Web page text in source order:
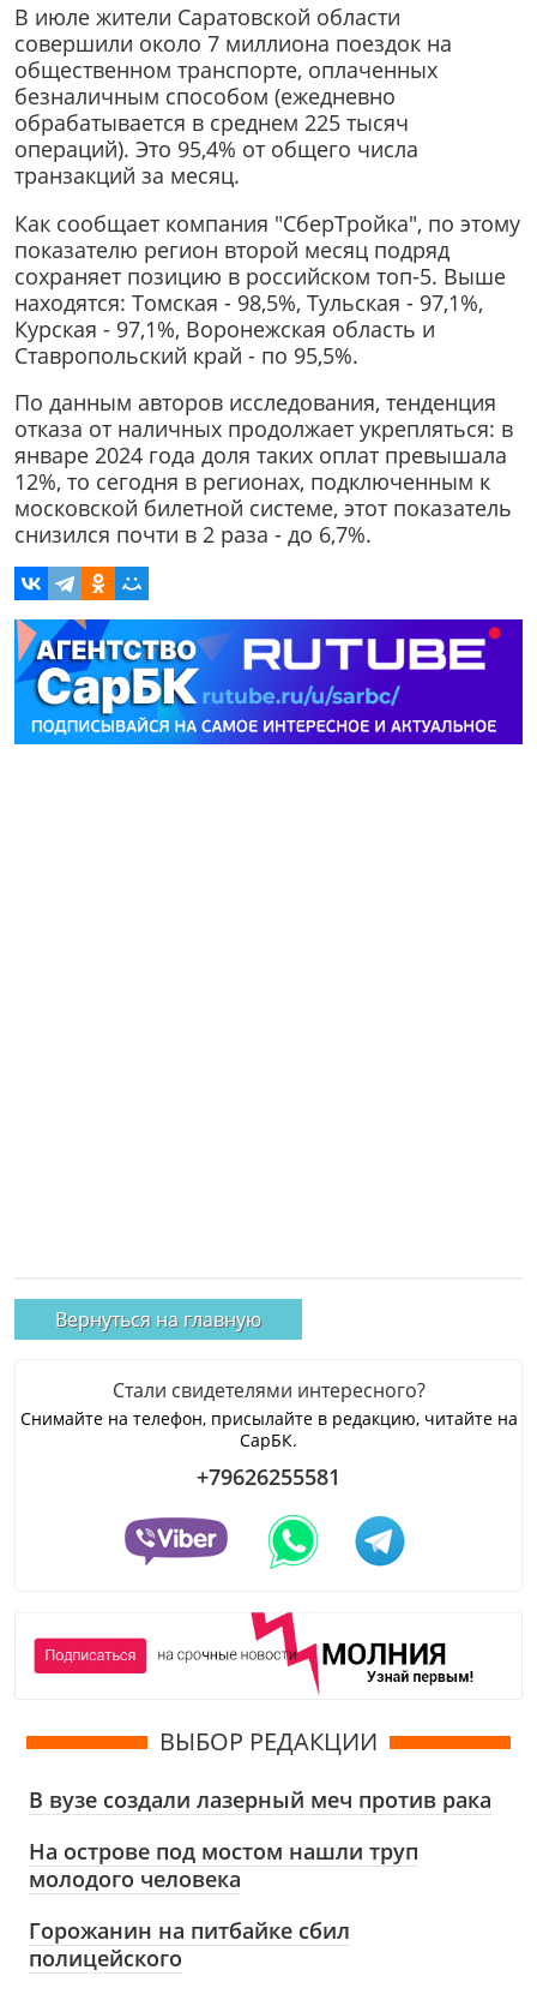
В июле жители Саратовской области
совершили около 7 миллиона поездок на
общественном транспорте, оплаченных
безналичным способом (ежедневно
обрабатывается в среднем 225 тысяч
операций). Это 95,4% от общего числа
транзакций за месяц.
Как сообщает компания "СберТройка", по этому
показателю регион второй месяц подряд
сохраняет позицию в российском топ-5. Выше
находятся: Томская - 98,5%, Тульская - 97,1%,
Курская - 97,1%, Воронежская область и
Ставропольский край - по 95,5%.
По данным авторов исследования, тенденция
отказа от наличных продолжает укрепляться: в
январе 2024 года доля таких оплат превышала
12%, то сегодня в регионах, подключенным к
московской билетной системе, этот показатель
снизился почти в 2 раза - до 6,7%.
Вернуться на главную
Стали свидетелями интересного?
Снимайте на телефон, присылайте в редакцию, читайте на
СарБК.
+79626255581
ВЫБОР РЕДАКЦИИ
В вузе создали лазерный меч против рака
На острове под мостом нашли труп
молодого человека
Горожанин на питбайке сбил
полицейского